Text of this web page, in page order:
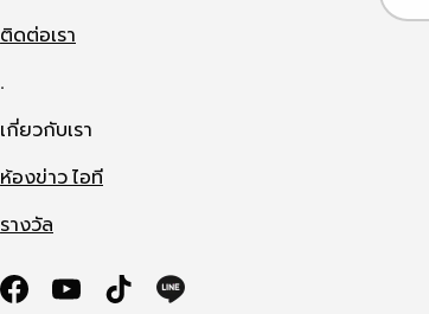
ติดต่อเรา
.
เกี่ยวกับเรา
ห้องข่าว ไอที
รางวัล
FacebookYouTubeTikTok